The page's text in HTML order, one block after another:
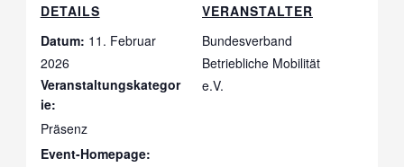
DETAILS
Datum: 11. Februar
2026
Veranstaltungskategor
ie:
Präsenz
Event-Homepage:
VERANSTALTER
Bundesverband
Betriebliche Mobilität
e.V.